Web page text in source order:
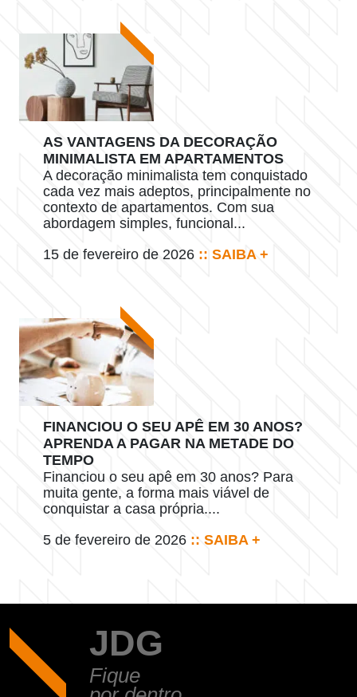
AS VANTAGENS DA DECORAÇÃO
MINIMALISTA EM APARTAMENTOS
A decoração minimalista tem conquistado
cada vez mais adeptos, principalmente no
contexto de apartamentos. Com sua
abordagem simples, funcional...
15 de fevereiro de 2026 :: SAIBA +
FINANCIOU O SEU APÊ EM 30 ANOS?
APRENDA A PAGAR NA METADE DO
TEMPO
Financiou o seu apê em 30 anos? Para
muita gente, a forma mais viável de
conquistar a casa própria....
5 de fevereiro de 2026 :: SAIBA +
JDG
Fique